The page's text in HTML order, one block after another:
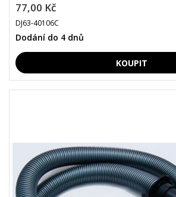
77,00 Kč
DJ63-40106C
Dodání do 4 dnů